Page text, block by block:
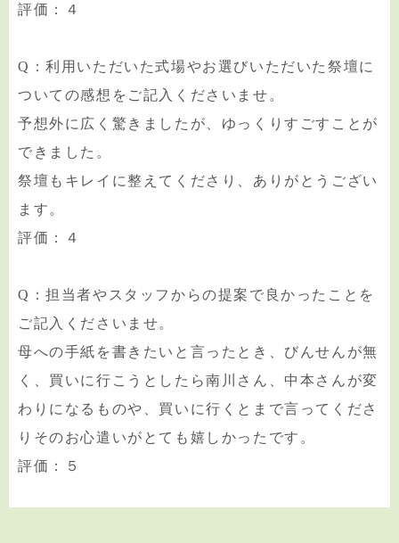
評価：４
Q：利用いただいた式場やお選びいただいた祭壇に
ついての感想をご記入くださいませ。
予想外に広く驚きましたが、ゆっくりすごすことが
できました。
祭壇もキレイに整えてくださり、ありがとうござい
ます。
評価：４
Q：担当者やスタッフからの提案で良かったことを
ご記入くださいませ。
母への手紙を書きたいと言ったとき、びんせんが無
く、買いに行こうとしたら南川さん、中本さんが変
わりになるものや、買いに行くとまで言ってくださ
りそのお心遣いがとても嬉しかったです。
評価：５